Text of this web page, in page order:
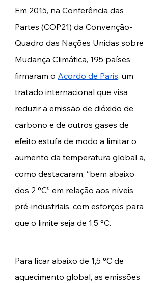
Em 2015, na Conferência das
Partes (COP21) da Convenção-
Quadro das Nações Unidas sobre
Mudança Climática, 195 países
firmaram o Acordo de Paris, um
tratado internacional que visa
reduzir a emissão de dióxido de
carbono e de outros gases de
efeito estufa de modo a limitar o
aumento da temperatura global a,
como destacaram, “bem abaixo
dos 2 °C” em relação aos níveis
pré-industriais, com esforços para
que o limite seja de 1,5 °C.
Para ficar abaixo de 1,5 °C de
aquecimento global, as emissões